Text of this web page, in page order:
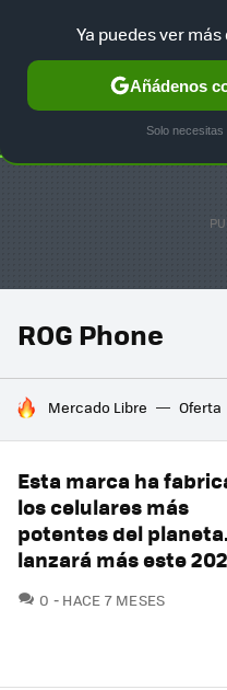
SELECCIÓN GAMING
ROG Phone
HOY SE HABLA DE
Mercado Libre Oferta
Esta marca ha
los celulares más
potentes del
lanzará más este
0 COMENTARIOS
HACE 7 MESES
Ya puedes ver
Añádenos
Solo necesitas